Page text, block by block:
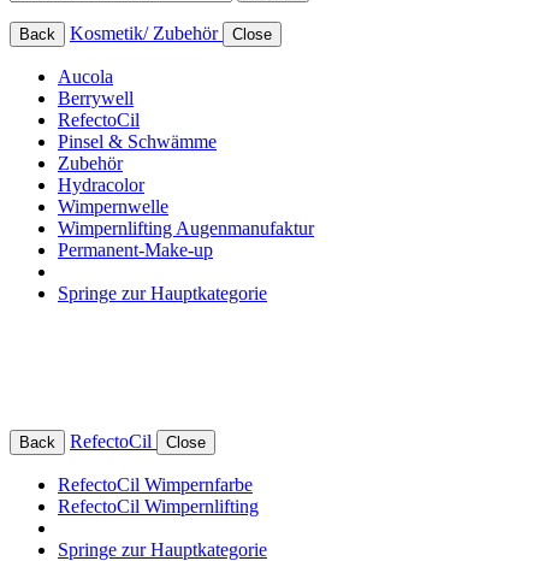
Back Kosmetik/ Zubehör Close
Aucola
Berrywell
RefectoCil
Pinsel & Schwämme
Zubehör
Hydracolor
Wimpernwelle
Wimpernlifting Augenmanufaktur
Permanent-Make-up
Springe zur Hauptkategorie
Back RefectoCil Close
RefectoCil Wimpernfarbe
RefectoCil Wimpernlifting
Springe zur Hauptkategorie